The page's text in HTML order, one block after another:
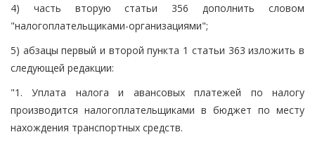
4) часть вторую статьи 356 дополнить словом
"налогоплательщиками-организациями";
5) абзацы первый и второй пункта 1 статьи 363 изложить в
следующей редакции:
"1. Уплата налога и авансовых платежей по налогу
производится налогоплательщиками в бюджет по месту
нахождения транспортных средств.